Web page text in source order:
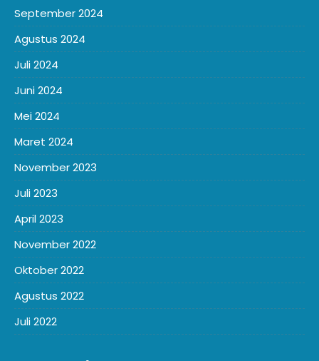
September 2024
Agustus 2024
Juli 2024
Juni 2024
Mei 2024
Maret 2024
November 2023
Juli 2023
April 2023
November 2022
Oktober 2022
Agustus 2022
Juli 2022